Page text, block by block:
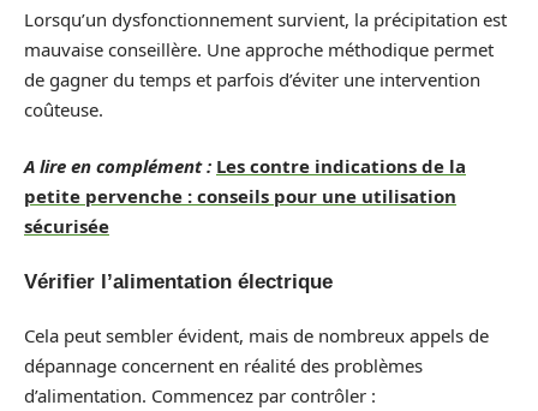
Lorsqu’un dysfonctionnement survient, la précipitation est
mauvaise conseillère. Une approche méthodique permet
de gagner du temps et parfois d’éviter une intervention
coûteuse.
A lire en complément : Les contre indications de la
petite pervenche : conseils pour une utilisation
sécurisée
Vérifier l’alimentation électrique
Cela peut sembler évident, mais de nombreux appels de
dépannage concernent en réalité des problèmes
d’alimentation. Commencez par contrôler :